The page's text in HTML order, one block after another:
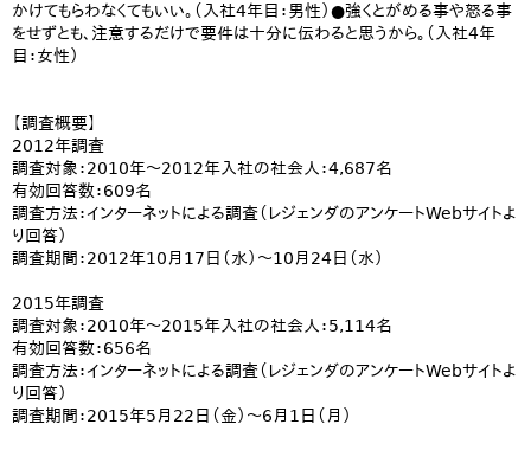
かけてもらわなくてもいい。（入社4年目：男性）●強くとがめる事や怒る事
をせずとも、注意するだけで要件は十分に伝わると思うから。（入社4年
目：女性）
【調査概要】
2012年調査
調査対象：2010年～2012年入社の社会人：4,687名
有効回答数：609名
調査方法：インターネットによる調査（レジェンダのアンケートWebサイトよ
り回答）
調査期間：2012年10月17日（水）～10月24日（水）
2015年調査
調査対象：2010年～2015年入社の社会人：5,114名
有効回答数：656名
調査方法：インターネットによる調査（レジェンダのアンケートWebサイトよ
り回答）
調査期間：2015年5月22日（金）～6月1日（月）